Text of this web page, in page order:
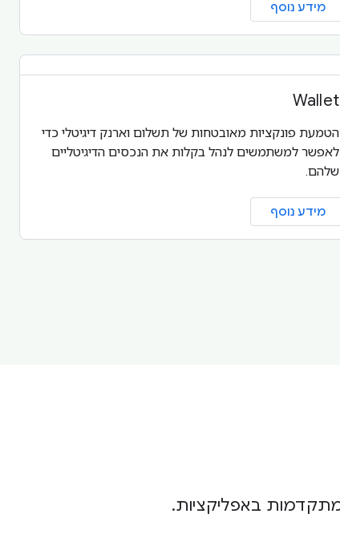
מידע נוסף
Wallet
הטמעת פונקציות מאובטחות של תשלום וארנק דיגיטלי כדי
לאפשר למשתמשים לנהל בקלות את הנכסים הדיגיטליים
שלהם.
מידע נוסף